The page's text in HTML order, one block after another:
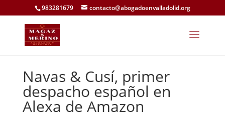
983281679 contacto@abogadoenvalladolid.org
Navas & Cusí, primer
despacho español en
Alexa de Amazon